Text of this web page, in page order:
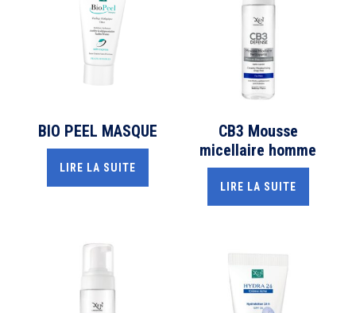
BIO PEEL MASQUE
LIRE LA SUITE
CB3 Mousse
micellaire homme
LIRE LA SUITE